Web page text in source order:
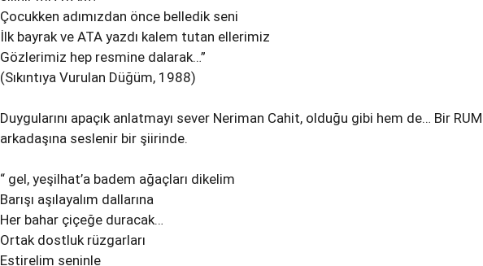
Çocukken adımızdan önce belledik seni
İlk bayrak ve ATA yazdı kalem tutan ellerimiz
Gözlerimiz hep resmine dalarak…”
(Sıkıntıya Vurulan Düğüm, 1988)
Duygularını apaçık anlatmayı sever Neriman Cahit, olduğu gibi hem de… Bir RUM
arkadaşına seslenir bir şiirinde.
“ gel, yeşilhat’a badem ağaçları dikelim
Barışı aşılayalım dallarına
Her bahar çiçeğe duracak…
Ortak dostluk rüzgarları
Estirelim seninle